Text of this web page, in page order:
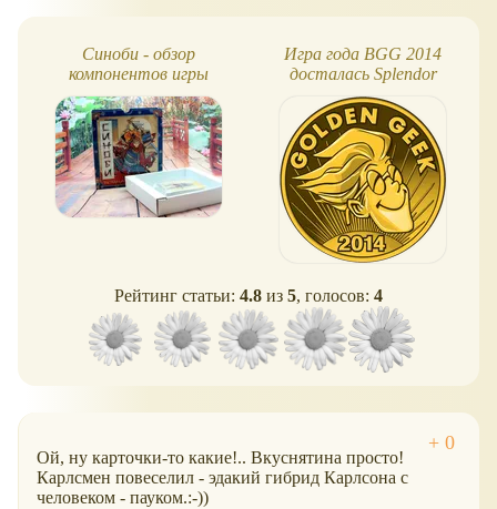
Синоби - обзор
компонентов игры
Игра года BGG 2014
досталась Splendor
Рейтинг статьи: 4.8 из 5, голосов: 4
Ой, ну карточки-то какие!.. Вкуснятина просто!
Карлсмен повеселил - эдакий гибрид Карлсона с
человеком - пауком.:-))